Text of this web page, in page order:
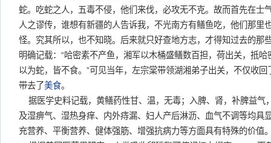
蛇。吃蛇之人，五毒不侵，他们来伐，必攻无不克。故而首先在士
人之谬传，谁想有新疆的人告诉我，不光南方有鳝鱼吃，他们那里
怪。究其所以，也不知晓。后来就只好查地方志，才得知过去的那
明确记载：“哈密素不产鱼，湘军以木桶盛鳝数百担，荷出关，抵
以为蛇，皆不食。”可见当年，左宗棠带领湖湘弟子出关，不仅收
带去了美食。
据医学史料记载，黄鳝药性甘、温，无毒；入脾、肾，补脾益气
及湿痹气、湿热身痒、内外痔漏、妇人产后淋沥、血气不调等均具
充营养、平衡营养、健体强筋、增强抗病力等方面具有特殊的价值